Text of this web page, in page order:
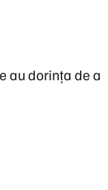
au dorința de a